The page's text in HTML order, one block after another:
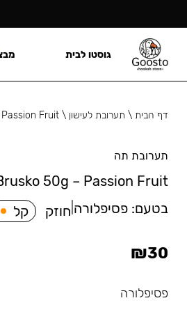
דף הבית\ תערובת לעישון \
Fruit
תערובת תה
50g – Passion Fruit
בטעם: פסיפלורה חוזק קל
₪30
פסיפלורה
גוסטו לבית